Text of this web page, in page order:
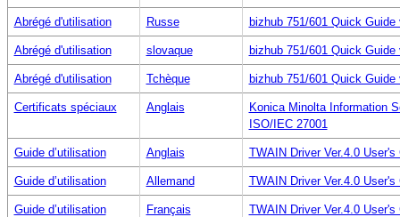
Abrégé d'utilisation Russe bizhub 751/601 Quick
Abrégé d'utilisation slovaque bizhub 751/601 Quick
Abrégé d'utilisation Tchèque bizhub 751/601 Quick
Certificats spéciaux Anglais
Konica Minolta Information
ISO/IEC 27001
Guide d’utilisation Anglais TWAIN Driver Ver.4.0
Guide d’utilisation Allemand TWAIN Driver Ver.4.0
Guide d’utilisation Français TWAIN Driver Ver.4.0